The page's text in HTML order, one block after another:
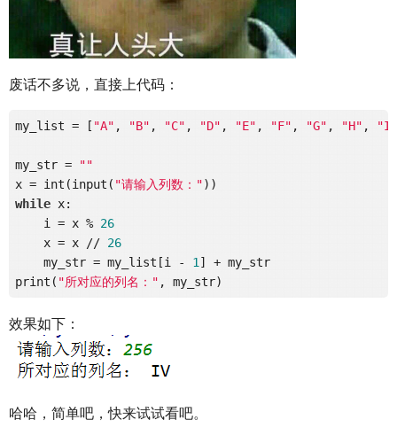
废话不多说，直接上代码：
my_list = [ "A" , "B" , "C" , "D" , "E" , "F" , "G" , "H" , "I"
my_str =
""
x = int(input( "请输入列数："
while x:
    i = x %
26
    x = x //
26
    my_str = my_list[i -
1 ] + my_str
print( "所对应的列名："
效果如下：
哈哈，简单吧，快来试试看吧。